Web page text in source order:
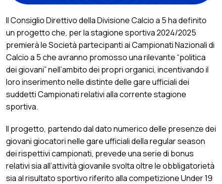
Il Consiglio Direttivo della Divisione Calcio a 5 ha definito
un progetto che, per la stagione sportiva 2024/2025
premierà le Società partecipanti ai Campionati Nazionali di
Calcio a 5 che avranno promosso una rilevante “politica
dei giovani” nell’ambito dei propri organici, incentivando il
loro inserimento nelle distinte delle gare ufficiali dei
suddetti Campionati relativi alla corrente stagione
sportiva.
Il progetto, partendo dal dato numerico delle presenze dei
giovani giocatori nelle gare ufficiali della regular season
dei rispettivi campionati, prevede una serie di bonus
relativi sia all’attività giovanile svolta oltre le obbligatorietà
sia al risultato sportivo riferito alla competizione Under 19